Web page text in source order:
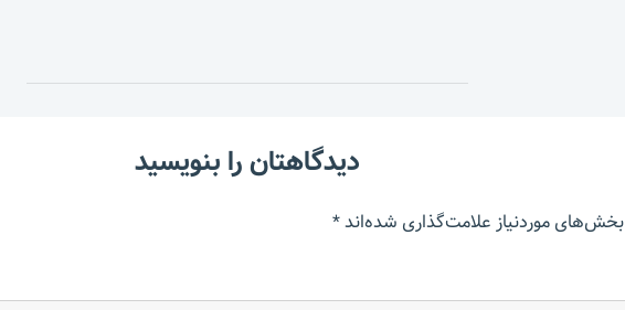
دیدگاهتان را بنویسید
بخش‌های موردنیاز علامت‌گذاری شده‌اند*